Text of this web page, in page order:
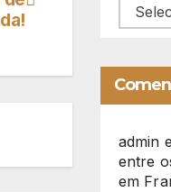
Arquivo
admin
entre
em